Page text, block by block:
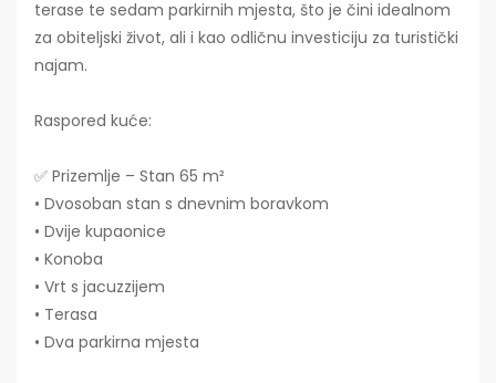
terase te sedam parkirnih mjesta, što je čini idealnom
za obiteljski život, ali i kao odličnu investiciju za turistički
najam.
Raspored kuće:
✅ Prizemlje – Stan 65 m²
• Dvosoban stan s dnevnim boravkom
• Dvije kupaonice
• Konoba
• Vrt s jacuzzijem
• Terasa
• Dva parkirna mjesta